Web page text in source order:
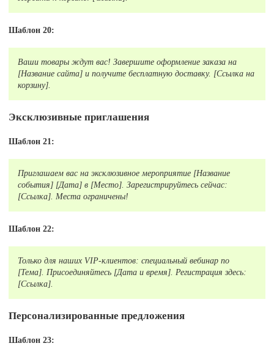
Шаблон 20:
Ваши товары ждут вас! Завершите оформление заказа на
[Название сайта] и получите бесплатную доставку. [Ссылка на
корзину].
Эксклюзивные приглашения
Шаблон 21:
Приглашаем вас на эксклюзивное мероприятие [Название
события] [Дата] в [Место]. Зарегистрируйтесь сейчас:
[Ссылка]. Места ограничены!
Шаблон 22:
Только для наших VIP-клиентов: специальный вебинар по
[Тема]. Присоединяйтесь [Дата и время]. Регистрация здесь:
[Ссылка].
Персонализированные предложения
Шаблон 23: